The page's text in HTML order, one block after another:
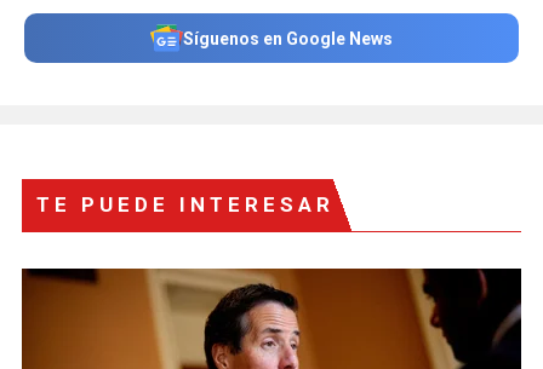
Síguenos en Google News
TE PUEDE INTERESAR